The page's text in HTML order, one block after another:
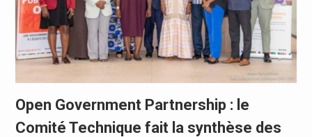
Open Government Partnership : le
Comité Technique fait la synthèse des